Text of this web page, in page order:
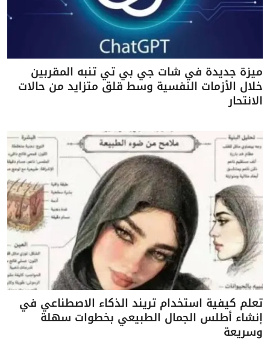
ميزة جديدة في شات جي بي تي تنبه المقربين
خلال الأزمات النفسية وسط قلق متزايد من حالات
الانتحار
تعلم كيفية استخدام تريند الذكاء الاصطناعي في
إنشاء أطلس الجمال الطبيعي بخطوات سهلة
وسريعة